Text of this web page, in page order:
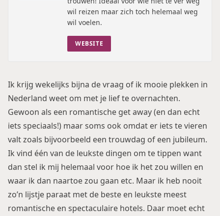
wil reizen maar zich toch helemaal weg
wil voelen.
WEBSITE
Ik krijg wekelijks bijna de vraag of ik mooie plekken in
Nederland weet om met je lief te overnachten.
Gewoon als een romantische get away (en dan echt
iets speciaals!) maar soms ook omdat er iets te vieren
valt zoals bijvoorbeeld een trouwdag of een jubileum.
Ik vind één van de leukste dingen om te tippen want
dan stel ik mij helemaal voor hoe ik het zou willen en
waar ik dan naartoe zou gaan etc. Maar ik heb nooit
zo’n lijstje paraat met de beste en leukste meest
romantische en spectaculaire hotels. Daar moet echt